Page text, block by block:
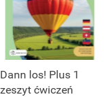
Dann los! Plus 1
zeszyt ćwiczeń